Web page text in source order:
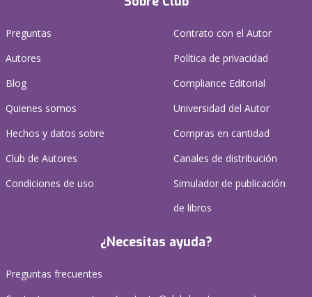
Preguntas
Autores
Blog
Quienes somos
Hechos y datos sobre
Club de Autores
Condiciones de uso
Contrato con el Autor
Política de privacidad
Compliance Editorial
Universidad del Autor
Compras en cantidad
Canales de distribución
Simulador de publicación
de libros
¿Necesitas ayuda?
Preguntas frecuentes